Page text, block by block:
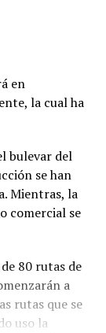
en
la cual ha
bulevar del
se han
Mientras, la
comercial se
80 rutas de
a
rutas que se
uso la